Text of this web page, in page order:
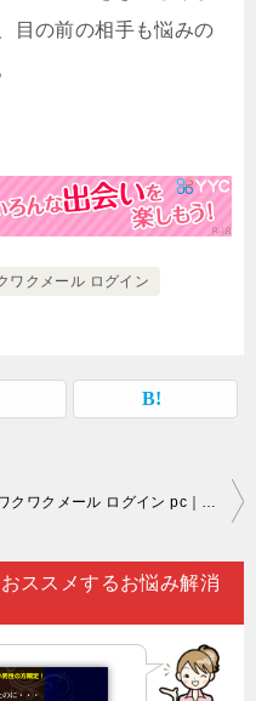
目の前の相手も悩みの
ワクメール ログイン
ワクワクメール ログイン pc｜「出会い系を使ってもサクラのみだ」と想像している人が大半でしょうが…。
ススメするお悩み解消